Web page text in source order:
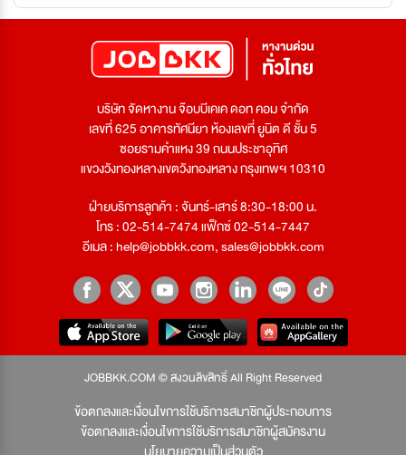
บริษัท จัดหางาน จ๊อบบีเคเค ดอท คอม จำกัด
เลขที่ 625 อาคารทัศนียา ห้องเลขที่ ยูนิต ดี ชั้น 5
ซอยรามคำแหง 39 ถนนประชาอุทิศ
แขวงวังทองหลางเขตวังทองหลาง กรุงเทพฯ 10310
ฝ่ายบริการลูกค้า : จันทร์-เสาร์ 8:30-18:00 น.
โทร : 02-514-7474 แฟ็กซ์ 02-514-7447
อีเมล :help@jobbkk.com,sales@jobbkk.com
JOBBKK.COM © สงวนลิขสิทธิ์ All Right Reserved
ข้อตกลงและเงื่อนไขการใช้บริการสมาชิกผู้ประกอบการ
ข้อตกลงและเงื่อนไขการใช้บริการสมาชิกผู้สมัครงาน